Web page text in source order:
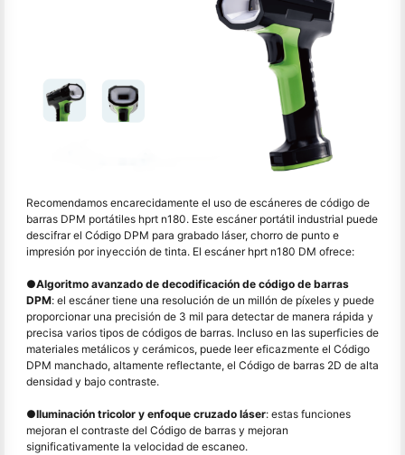
Recomendamos encarecidamente el uso de escáneres de código de
barras DPM portátiles hprt n180. Este escáner portátil industrial puede
descifrar el Código DPM para grabado láser, chorro de punto e
impresión por inyección de tinta. El escáner hprt n180 DM ofrece:
●Algoritmo avanzado de decodificación de código de barras
DPM: el escáner tiene una resolución de un millón de píxeles y puede
proporcionar una precisión de 3 mil para detectar de manera rápida y
precisa varios tipos de códigos de barras. Incluso en las superficies de
materiales metálicos y cerámicos, puede leer eficazmente el Código
DPM manchado, altamente reflectante, el Código de barras 2D de alta
densidad y bajo contraste.
●Iluminación tricolor y enfoque cruzado láser: estas funciones
mejoran el contraste del Código de barras y mejoran
significativamente la velocidad de escaneo.